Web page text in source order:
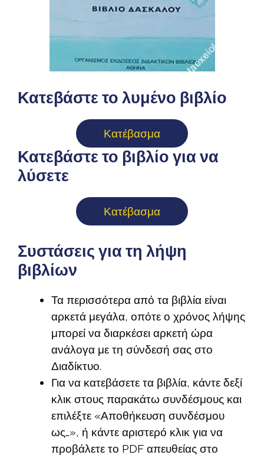
Κατεβάστε το λυμένο βιβλίο
Κατέβασμα
Κατεβάστε το βιβλίο για να
λύσετε
Κατέβασμα
Συστάσεις για τη λήψη
βιβλίων
Τα περισσότερα από τα βιβλία είναι
αρκετά μεγάλα, οπότε ο χρόνος λήψης
μπορεί να διαρκέσει αρκετή ώρα
ανάλογα με τη σύνδεσή σας στο
Διαδίκτυο.
Για να κατεβάσετε τα βιβλία, κάντε δεξί
κλικ στους παρακάτω συνδέσμους και
επιλέξτε «Αποθήκευση συνδέσμου
ως…», ή κάντε αριστερό κλικ για να
προβάλετε το PDF απευθείας στο